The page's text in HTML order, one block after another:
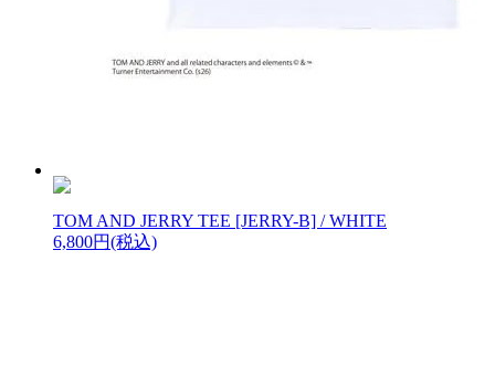
TOM AND JERRY TEE [JERRY-B] / WHITE
6,800円(税込)